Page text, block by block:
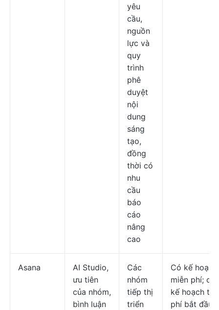
yêu
cầu,
nguồn
lực và
quy
trình
phê
duyệt
nội
dung
sáng
tạo,
đồng
thời có
nhu
cầu
báo
cáo
nâng
cao
Asana
AI Studio,
ưu tiên
của nhóm,
bình luận
Các
nhóm
tiếp thị
triển
Có kế hoạch
miễn phí; các
kế hoạch trả
phí bắt đầu